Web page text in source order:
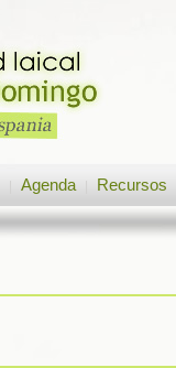
Agenda Recursos